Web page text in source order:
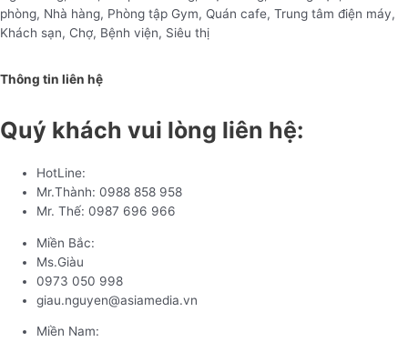
phòng, Nhà hàng, Phòng tập Gym, Quán cafe, Trung tâm điện máy,
Khách sạn, Chợ, Bệnh viện, Siêu thị
Thông tin liên hệ
Quý khách vui lòng liên hệ:
HotLine:
Mr.Thành: 0988 858 958
Mr. Thế: 0987 696 966
Miền Bắc:
Ms.Giàu
0973 050 998
giau.nguyen@asiamedia.vn
Miền Nam: